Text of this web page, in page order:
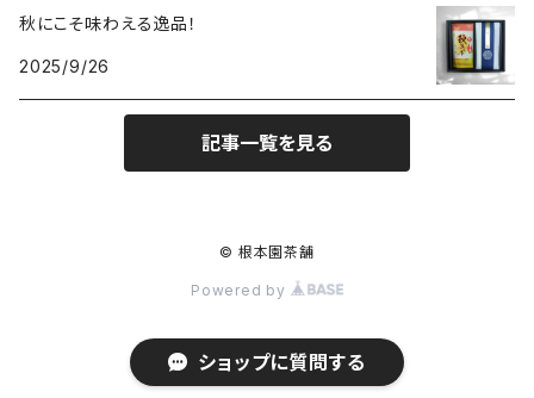
秋にこそ味わえる逸品！
2025/9/26
記事一覧を見る
© 根本園茶舗
Powered by
ショップに質問する